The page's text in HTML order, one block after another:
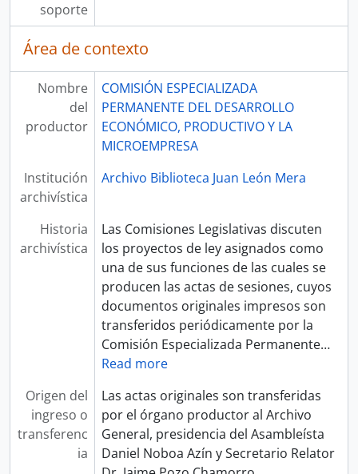
soporte
Área de contexto
Nombre
del
productor
COMISIÓN ESPECIALIZADA
PERMANENTE DEL DESARROLLO
ECONÓMICO, PRODUCTIVO Y LA
MICROEMPRESA
Institución
archivística
Archivo Biblioteca Juan León Mera
Historia
archivística
Las Comisiones Legislativas discuten
los proyectos de ley asignados como
una de sus funciones de las cuales se
producen las actas de sesiones, cuyos
documentos originales impresos son
transferidos periódicamente por la
Comisión Especializada Permanente…
Read more
Origen del
ingreso o
transferenc
ia
Las actas originales son transferidas
por el órgano productor al Archivo
General, presidencia del Asambleísta
Daniel Noboa Azín y Secretario Relator